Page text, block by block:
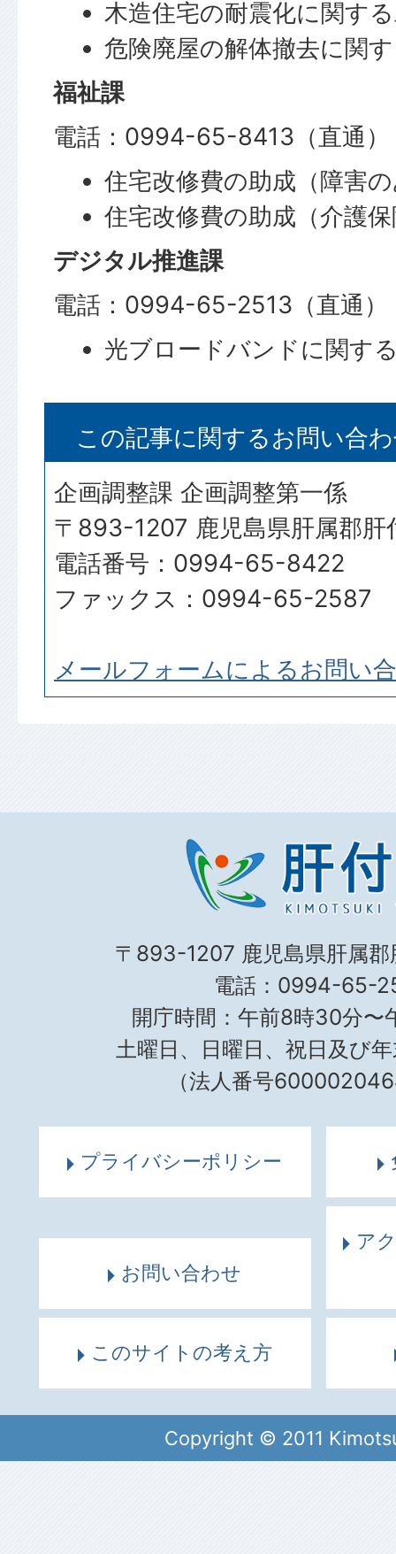
木造住宅の耐震化に関す
危険廃屋の解体撤去に関
福祉課
電話：0994-65-8413（直通）
住宅改修費の助成（障害
住宅改修費の助成（介護
デジタル推進課
電話：0994-65-2513（直通）
光ブロードバンドに関す
この記事に関するお問い合
企画調整課 企画調整第一係
〒893-1207 鹿児島県肝属郡肝
電話番号：0994-65-8422
ファックス：0994-65-2587
メールフォームによるお問い
〒893-1207 鹿児島県肝属
電話：0994-65-
開庁時間：午前8時30分〜
土曜日、日曜日、祝日及び
（法人番号
プライバシーポリシー
お問い合わせ
ア
このサイトの考え方
Copyright © 2011